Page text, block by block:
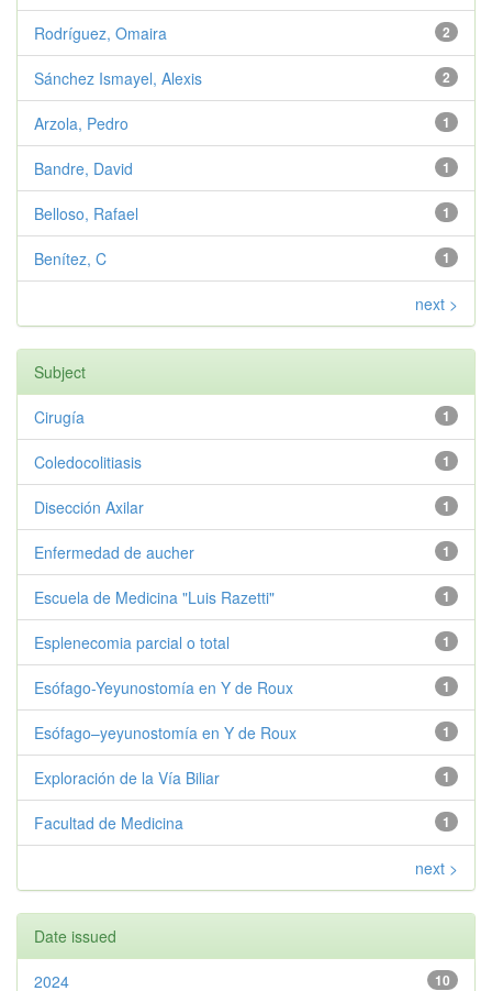
2
Rodríguez, Omaira
2
Sánchez Ismayel, Alexis
1
Arzola, Pedro
1
Bandre, David
1
Belloso, Rafael
1
Benítez, C
next >
Subject
1
Cirugía
1
Coledocolitiasis
1
Disección Axilar
1
Enfermedad de aucher
1
Escuela de Medicina "Luis Razetti"
1
Esplenecomia parcial o total
1
Esófago-Yeyunostomía en Y de Roux
1
Esófago–yeyunostomía en Y de Roux
1
Exploración de la Vía Biliar
1
Facultad de Medicina
next >
Date issued
10
2024